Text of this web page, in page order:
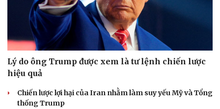
Lý do ông Trump được xem là tư lệnh chiến lược
hiệu quả
Chiến lược lợi hại của Iran nhằm làm suy yếu Mỹ và Tổng
thống Trump